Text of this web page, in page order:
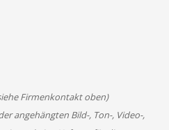
Firmenkontakt oben)
angehängten Bild-, Ton-, Video-,